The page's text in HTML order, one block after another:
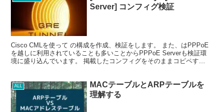
Server] コンフィグ検証
Cisco CMLを使って の構成を作成、検証をします。 また、はPPPoE
を越しに利用されていることも多いことからPPPoE Serverも検証環
境に盛り込んでいます。 掲載したコンフィグをそのままコピペすれ
ALL
MACテーブルとARPテーブルを
理解する